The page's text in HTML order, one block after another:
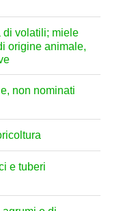
di volatili; miele
origine animale,
non nominati
e tuberi